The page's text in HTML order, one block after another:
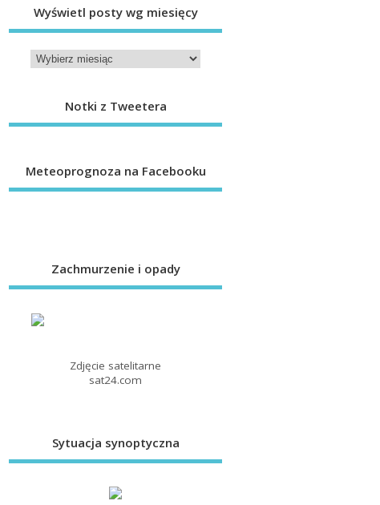
Wyświetl posty wg miesięcy
Notki z Tweetera
Meteoprognoza na Facebooku
Zachmurzenie i opady
Zdjęcie satelitarne
sat24.com
Sytuacja synoptyczna